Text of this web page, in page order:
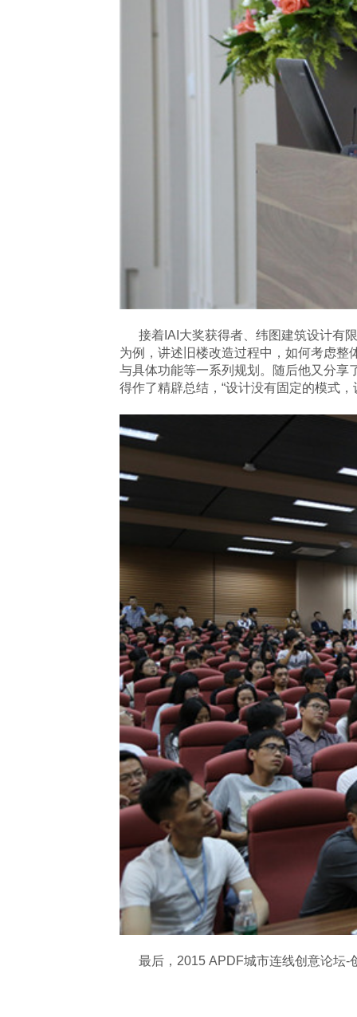
接着 IAI大奖获得者、纬图建筑设计有
为例，讲述旧楼改造过程中，如何考虑
与具体功能等一系列规划。随后他又分享
得作了精辟总结，“设计没有固定的模式，
最后， 2015 APDF城市连线创意论坛-